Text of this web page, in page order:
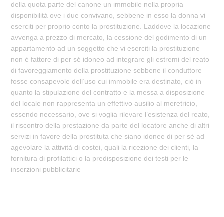
della quota parte del canone un immobile nella propria
disponibilità ove i due convivano, sebbene in esso la donna vi
eserciti per proprio conto la prostituzione. Laddove la locazione
avvenga a prezzo di mercato, la cessione del godimento di un
appartamento ad un soggetto che vi eserciti la prostituzione
non è fattore di per sé idoneo ad integrare gli estremi del reato
di favoreggiamento della prostituzione sebbene il conduttore
fosse consapevole dell’uso cui immobile era destinato, ciò in
quanto la stipulazione del contratto e la messa a disposizione
del locale non rappresenta un effettivo ausilio al meretricio,
essendo necessario, ove si voglia rilevare l’esistenza del reato,
il riscontro della prestazione da parte del locatore anche di altri
servizi in favore della prostituta che siano idonee di per sé ad
agevolare la attività di costei, quali la ricezione dei clienti, la
fornitura di profilattici o la predisposizione dei testi per le
inserzioni pubblicitarie